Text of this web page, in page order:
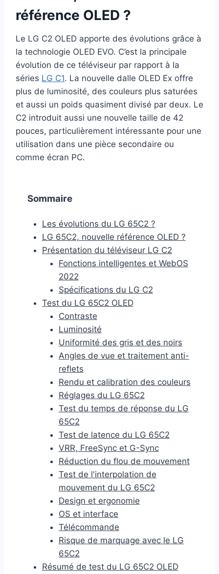
référence OLED ?
Le LG C2 OLED apporte des évolutions grâce à
la technologie OLED EVO. C’est la principale
évolution de ce téléviseur par rapport à la
séries LG C1. La nouvelle dalle OLED Ex offre
plus de luminosité, des couleurs plus saturées
et aussi un poids quasiment divisé par deux. Le
C2 introduit aussi une nouvelle taille de 42
pouces, particulièrement intéressante pour une
utilisation dans une pièce secondaire ou
comme écran PC.
Sommaire
Les évolutions du LG 65C2 ?
LG 65C2, nouvelle référence OLED ?
Présentation du téléviseur LG C2
Fonctions intelligentes et WebOS
2022
Spécifications du LG C2
Test du LG 65C2 OLED
Contraste
Luminosité
Uniformité des gris et des noirs
Angles de vue et traitement anti-
reflets
Rendu et calibration des couleurs
Réglages du LG 65C2
Test du temps de réponse du LG
65C2
Test de latence du LG 65C2
VRR, FreeSync et G-Sync
Réduction du flou de mouvement
Test de l'interpolation de
mouvement du LG 65C2
Design et ergonomie
OS et interface
Télécommande
Risque de marquage avec le LG
65C2
Résumé de test du LG 65C2 OLED